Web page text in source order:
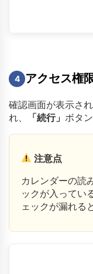
4 アクセス権
確認画面が表示され
れ、
「続行」 ボタ
注意点
カレンダーの読
ックが入ってい
ェックが漏れる